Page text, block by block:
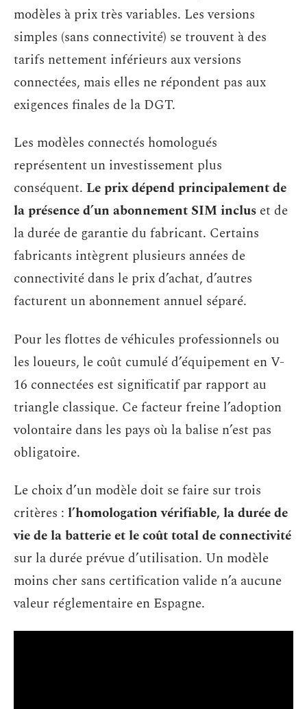
modèles à prix très variables. Les versions
simples (sans connectivité) se trouvent à des
tarifs nettement inférieurs aux versions
connectées, mais elles ne répondent pas aux
exigences finales de la DGT.
Les modèles connectés homologués
représentent un investissement plus
conséquent. Le prix dépend principalement de
la présence d’un abonnement SIM inclus et de
la durée de garantie du fabricant. Certains
fabricants intègrent plusieurs années de
connectivité dans le prix d’achat, d’autres
facturent un abonnement annuel séparé.
Pour les flottes de véhicules professionnels ou
les loueurs, le coût cumulé d’équipement en V-
16 connectées est significatif par rapport au
triangle classique. Ce facteur freine l’adoption
volontaire dans les pays où la balise n’est pas
obligatoire.
Le choix d’un modèle doit se faire sur trois
critères : l’homologation vérifiable, la durée de
vie de la batterie et le coût total de connectivité
sur la durée prévue d’utilisation. Un modèle
moins cher sans certification valide n’a aucune
valeur réglementaire en Espagne.